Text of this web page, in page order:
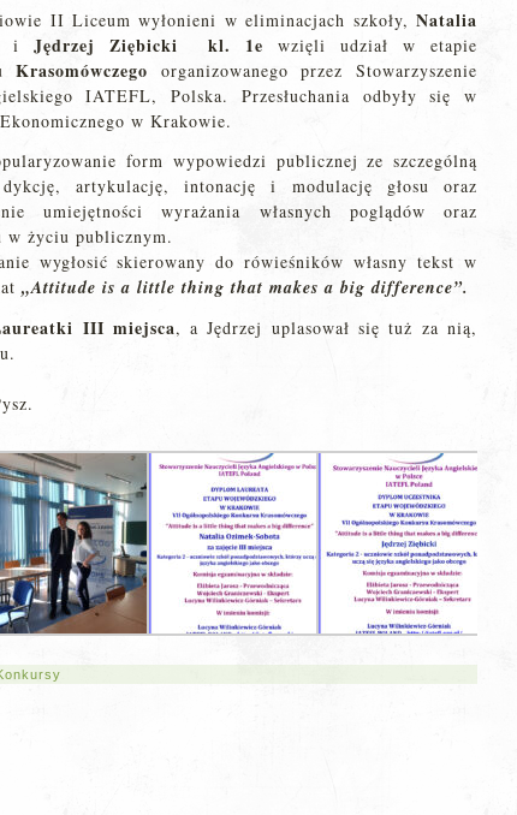
II Liceum wyłonieni w eliminacjach szkoły, Natalia
i Jędrzej Ziębicki kl. 1e wzięli udział w etapie
Krasomówczego organizowanego przez Stowarzyszenie
IATEFL, Polska. Przesłuchania odbyły się w
w Krakowie.
form wypowiedzi publicznej ze szczególną
artykulację, intonację i modulację głosu oraz
umiejętności wyrażania własnych poglądów oraz
w życiu publicznym.
wygłosić skierowany do rówieśników własny tekst w
„Attitude is a little thing that makes a big difference”.
III miejsca, a Jędrzej uplasował się tuż za nią,